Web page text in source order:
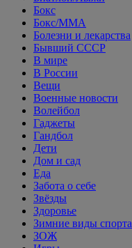
Бокс
Бокс/MMA
Болезни и лекарства
Бывший СССР
В мире
В России
Вещи
Военные новости
Волейбол
Гаджеты
Гандбол
Дети
Дом и сад
Еда
Забота о себе
Звёзды
Здоровье
Зимние виды спорта
ЗОЖ